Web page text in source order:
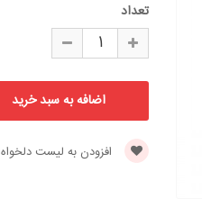
تعداد
افزودن به لیست دلخواه